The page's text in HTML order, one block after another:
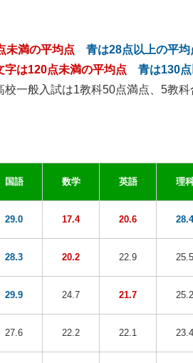
未満の平均点
青は28点以上の平均
字は120点未満の平均点
青は130
一般入試は1教科50点満点、5教科
国語 数学 英語 理
29.0 17.4 20.6 28.4
28.3 20.2 22.9 25.5
29.9 24.7 21.7 25.2
27.6 22.2 22.1 23.4